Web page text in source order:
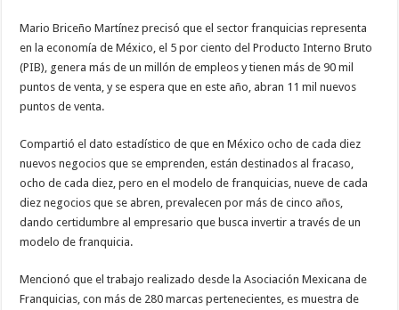
Mario Briceño Martínez precisó que el sector franquicias representa
en la economía de México, el 5 por ciento del Producto Interno Bruto
(PIB), genera más de un millón de empleos y tienen más de 90 mil
puntos de venta, y se espera que en este año, abran 11 mil nuevos
puntos de venta.
Compartió el dato estadístico de que en México ocho de cada diez
nuevos negocios que se emprenden, están destinados al fracaso,
ocho de cada diez, pero en el modelo de franquicias, nueve de cada
diez negocios que se abren, prevalecen por más de cinco años,
dando certidumbre al empresario que busca invertir a través de un
modelo de franquicia.
Mencionó que el trabajo realizado desde la Asociación Mexicana de
Franquicias, con más de 280 marcas pertenecientes, es muestra de